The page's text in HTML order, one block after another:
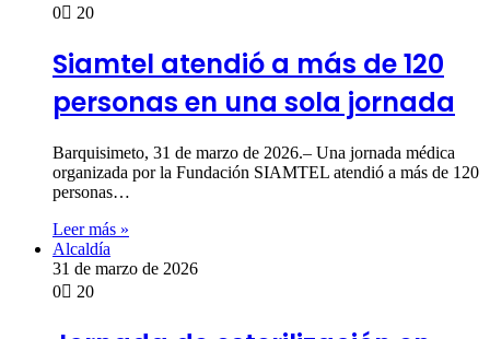
0
20
Siamtel atendió a más de 120
personas en una sola jornada
Barquisimeto, 31 de marzo de 2026.– Una jornada médica
organizada por la Fundación SIAMTEL atendió a más de 120
personas…
Leer más »
Alcaldía
31 de marzo de 2026
0
20